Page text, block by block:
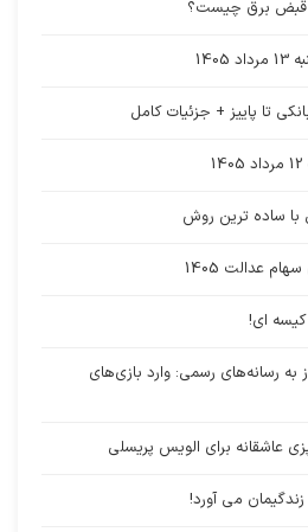
قبض برق چیست؟
تا پاییز + جزئیات کامل
ساده ترین روش
عدالت 1405
ای!
رسانه‌های رسمی: وارد بازی‌های
عاشقانه برای الویس پریسلی
می آورد!